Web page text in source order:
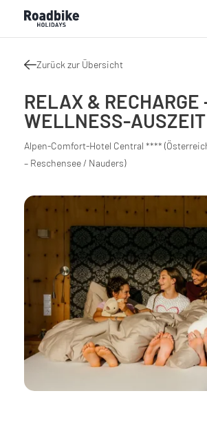
Zurück zur Übersicht
RELAX & RECHARGE
WELLNESS-AUSZEIT
Alpen-Comfort-Hotel Central ****
– Reschensee / Nauders)